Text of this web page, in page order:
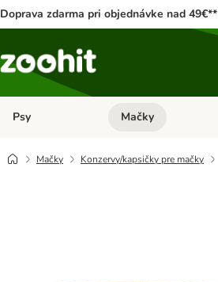
Doprava zdarma pri objednávke nad 49€**
Psy Otvoriť menu: Psy
Mačky
Mačky Konzervy/kapsičky pre mačky